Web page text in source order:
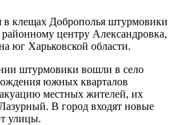
в клещах Доброполья штурмовики
центру Александровка,
юг Харьковской области.
штурмовики вошли в село
южных кварталов
местных жителей, их
В город входят новые
улицы.